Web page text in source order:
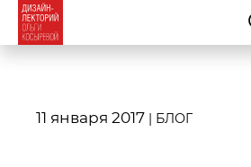
11 января 2017 | БЛОГ